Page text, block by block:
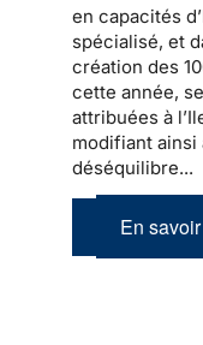
en capacités
spécialisé, et
création des
cette année,
attribuées à
modifiant ainsi
déséquilibre...
En